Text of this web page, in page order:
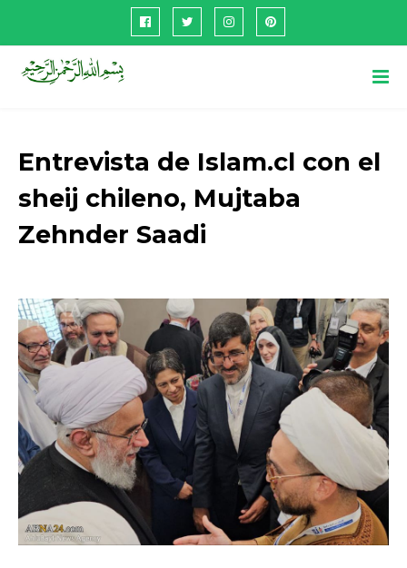
Entrevista de Islam.cl con el
sheij chileno, Mujtaba
Zehnder Saadi